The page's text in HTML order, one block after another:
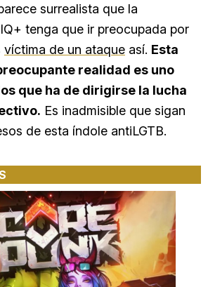
surrealista que la
tenga que ir preocupada por
víctima de un ataque así. Esta
realidad es uno
que ha de dirigirse la lucha
Es inadmisible que sigan
de esta índole antiLGTB.